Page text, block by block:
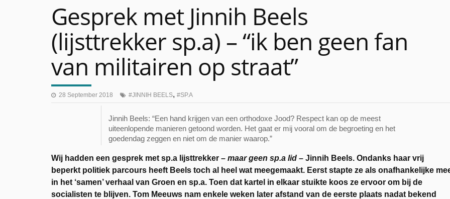
Gesprek met Jinnih Beels
(lijsttrekker sp.a) – “ik ben geen fan
van militairen op straat”
28 September 2018 JINNIH BEELS, SP.A
Jinnih Beels: “Een hand krijgen van een orthodoxe Jood? Respect kan op de meest
uiteenlopende manieren getoond worden. Het gaat er mij vooral om de begroeting en het
goedendag zeggen en niet om de manier waarop.”
Wij hadden een gesprek met sp.a lijsttrekker – maar geen sp.a lid – Jinnih Beels. Ondanks haar vrij
beperkt politiek parcours heeft Beels toch al heel wat meegemaakt. Eerst stapte ze als onafhankelijke
in het ‘samen’ verhaal van Groen en sp.a. Toen dat kartel in elkaar stuikte koos ze ervoor om bij de
socialisten te blijven. Tom Meeuws nam enkele weken later afstand van de eerste plaats nadat bekend